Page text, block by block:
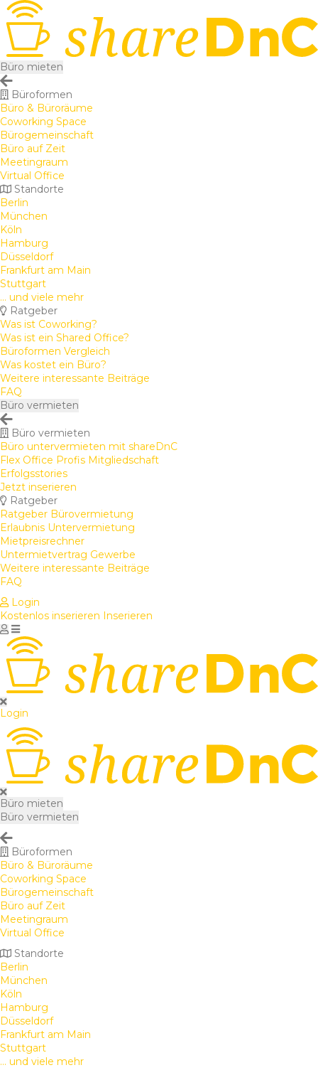
Büro mieten
Büroformen
Büro & Büroräume
Coworking Space
Bürogemeinschaft
Büro auf Zeit
Meetingraum
Virtual Office
Standorte
Berlin
München
Köln
Hamburg
Düsseldorf
Frankfurt am Main
Stuttgart
... und viele mehr
Ratgeber
Was ist Coworking?
Was ist ein Shared Office?
Büroformen Vergleich
Was kostet ein Büro?
Weitere interessante Beiträge
FAQ
Büro vermieten
Büro vermieten
Büro untervermieten mit shareDnC
Flex Office Profis Mitgliedschaft
Erfolgsstories
Jetzt inserieren
Ratgeber
Ratgeber Bürovermietung
Erlaubnis Untervermietung
Mietpreisrechner
Untermietvertrag Gewerbe
Weitere interessante Beiträge
FAQ
Login
Kostenlos inserieren Inserieren
Login
Büro mieten
Büro vermieten
Büroformen
Büro & Büroräume
Coworking Space
Bürogemeinschaft
Büro auf Zeit
Meetingraum
Virtual Office
Standorte
Berlin
München
Köln
Hamburg
Düsseldorf
Frankfurt am Main
Stuttgart
... und viele mehr